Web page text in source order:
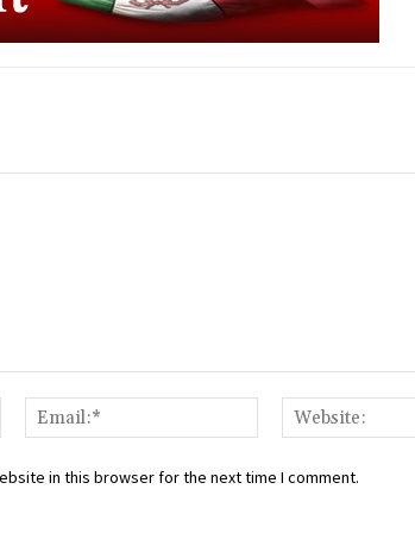
Name:*
Email:*
in this browser for the next time I comment.